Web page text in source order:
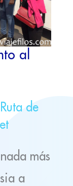
al
Ruta de
más
a